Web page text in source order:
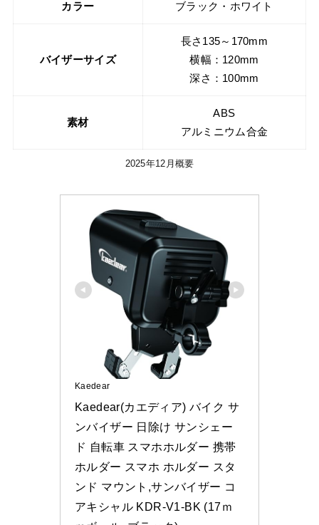
カラー ブラック・ホワイト
バイザーサイズ
長さ135～170mm
横幅：120mm
深さ：100mm
素材
ABS
アルミニウム合金
2025年12月概要
Kaedear
Kaedear(カエディア) バイク サ
ンバイザー 日除け サンシェー
ド 自転車 スマホホルダー 携帯
ホルダー スマホ ホルダー スタ
ンド マウント,サンバイザー コ
アキシャル KDR-V1-BK (17ｍ